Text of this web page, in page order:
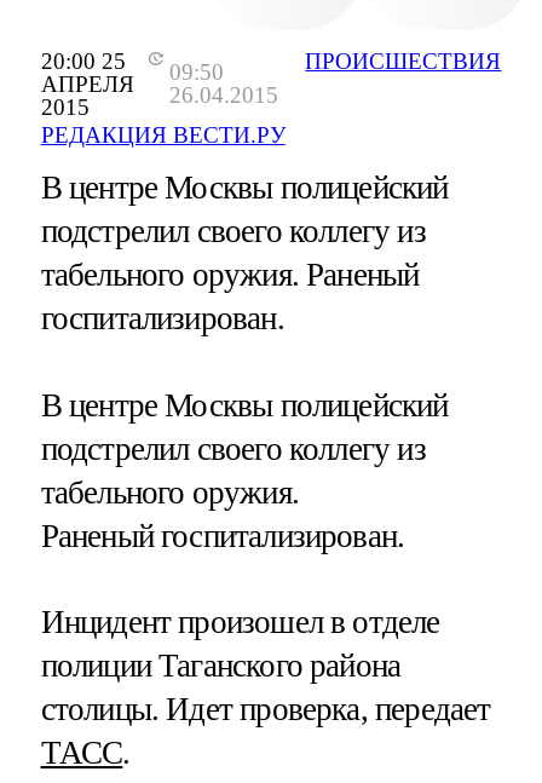
20:00 25
АПРЕЛЯ
2015
09:50
26.04.2015
РЕДАКЦИЯ ВЕСТИ.РУ
ПРОИСШЕСТВИЯ
В центре Москвы полицейский
подстрелил своего коллегу из
табельного оружия. Раненый
госпитализирован.
В центре Москвы полицейский
подстрелил своего коллегу из
табельного оружия.
Раненый госпитализирован.
Инцидент произошел в отделе
полиции Таганского района
столицы. Идет проверка, передает
ТАСС.